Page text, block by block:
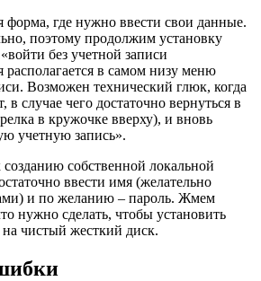
форма, где нужно ввести свои данные.
поэтому продолжим установку
без учетной записи
располагается в самом низу меню
Возможен технический глюк, когда
в случае чего достаточно вернуться в
в кружочке вверху), и вновь
учетную запись».
собственной локальной
ввести имя (желательно
и по желанию – пароль. Жмем
нужно сделать, чтобы установить
чистый жесткий диск.